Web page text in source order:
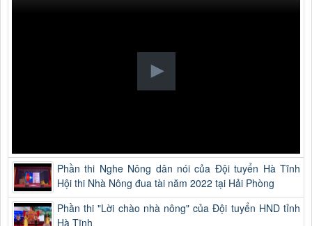
Phần thi Nghe Nông dân nói của Đội tuyển Hà Tĩnh
Hội thi Nhà Nông đua tài năm 2022 tại Hải Phòng
Phần thi "Lời chào nhà nông" của Đội tuyển HND tỉnh
Hà Tĩnh